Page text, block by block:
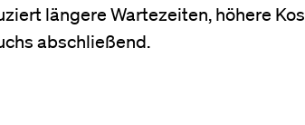
längere Wartezeiten, höhere
abschließend.